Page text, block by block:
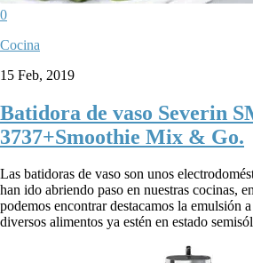
0
Cocina
15 Feb, 2019
Batidora de vaso Severin
3737+Smoothie Mix & Go.
Las batidoras de vaso son unos
han ido abriendo paso en nuestras cocinas,
podemos encontrar destacamos la emulsión
diversos alimentos ya estén en estado